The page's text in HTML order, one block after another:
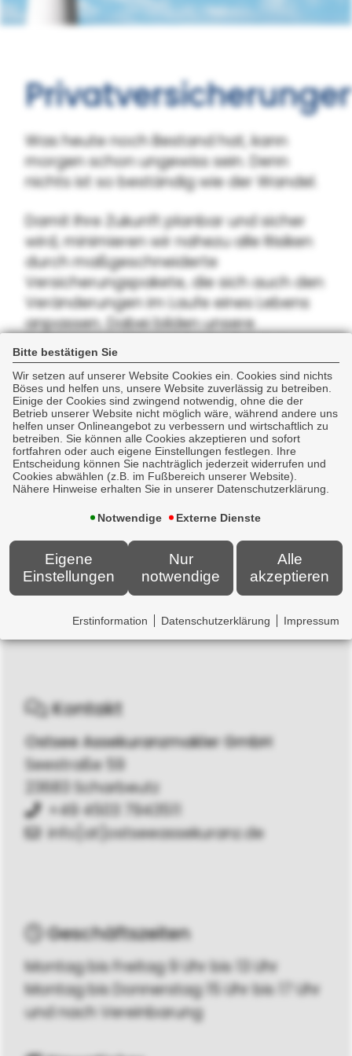
Bitte bestätigen Sie
Wir setzen auf unserer Website Cookies ein. Cookies sind nichts
Böses und helfen uns, unsere Website zuverlässig zu betreiben.
Einige der Cookies sind zwingend notwendig, ohne die der
Betrieb unserer Website nicht möglich wäre, während andere uns
helfen unser Onlineangebot zu verbessern und wirtschaftlich zu
betreiben. Sie können alle Cookies akzeptieren und sofort
fortfahren oder auch eigene Einstellungen festlegen. Ihre
Entscheidung können Sie nachträglich jederzeit widerrufen und
Cookies abwählen (z.B. im Fußbereich unserer Website).
Nähere Hinweise erhalten Sie in unserer Datenschutzerklärung.
Notwendige Externe Dienste
Eigene
Einstellungen
Nur
notwendige
Alle
akzeptieren
Erstinformation Datenschutzerklärung Impressum
Was heute noch Bestand hat, kann
morgen schon ungewiss sein. Denn
nichts ist so beständig wie der Wandel.
Damit Ihre Zukunft planbar und sicher
wird, minimieren wir nahezu alle Risiken
durch maßgeschneiderte
Versicherungspakete, die sich auch den
Veränderungen im Laufe eines Lebens
anpassen. Dabei bilden unsere
Erfahrung und Ihre individuellen Belange
und Wünsche den Gestaltungsrahmen
für Ihren Zukunftsfahrplan - von A bis Z:
Allgemeine Haftungsrisiken verlieren
dann ebenso ihre Schrecken wie
Altersvorsorge, Lebens- oder
Zahnzusatzversicherung.
aussieht - wir minimieren die Risiken.
Das können wir Ihnen versichern!
Kontakt
Ostsee Assekuranzmakler GmbH
Seestraße 59
23683 Scharbeutz
+49 4503 7943511
info[at]ostseeassekuranz.de
Geschäftszeiten
Montag bis Freitag 9 Uhr bis 13 Uhr
Montag bis Donnerstag 15 Uhr bis 17 Uhr
und nach Vereinbarung